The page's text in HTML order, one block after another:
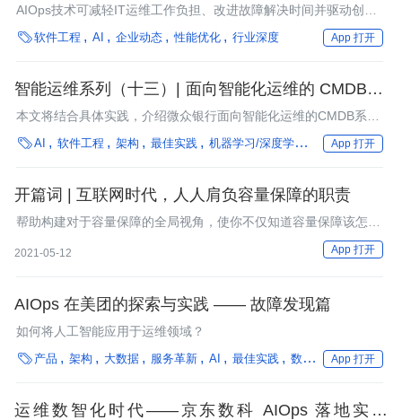
AIOps技术可减轻IT运维工作负担、改进故障解决时间并驱动创新
力。AIOps策略的实施，重在从细微处着手，给出可测定的KPI，
追踪进度和性能。
软件工程 AI 企业动态 性能优化 行业深度 App 打开
智能运维系列（十三）| 面向智能化运维的 CMDB 系
统构建
本文将结合具体实践，介绍微众银行面向智能化运维的CMDB系统
构建历程以及实施效果。
AI 软件工程 架构 最佳实践 机器学习/深度学习 银行 框架
App 打开
开篇词 | 互联网时代，人人肩负容量保障的职责
帮助构建对于容量保障的全局视角，使你不仅知道容量保障该怎么
2021-05-12 App 打开
AIOps 在美团的探索与实践 —— 故障发现篇
如何将人工智能应用于运维领域？
 产品 架构 大数据 服务革新 AI 最佳实践 数据处理 企业动态
App 打开
运维数智化时代——京东数科 AIOps 落地实践